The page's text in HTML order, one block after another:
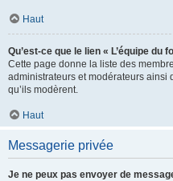
Haut
Qu’est-ce que le lien « L’équipe du
Cette page donne la liste des
administrateurs et modérateurs ainsi
qu’ils modèrent.
Haut
Messagerie privée
Je ne peux pas envoyer de